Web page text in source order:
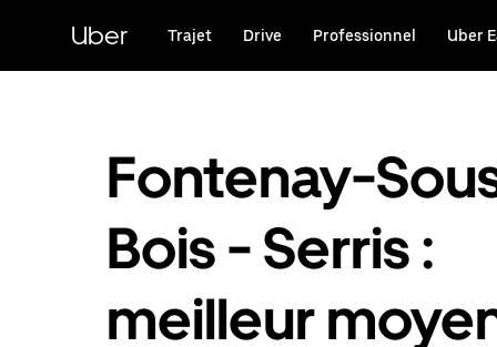
principal
Uber Trajet Drive Professionnel Uber
Fontenay-
Bois - Serris :
meilleur